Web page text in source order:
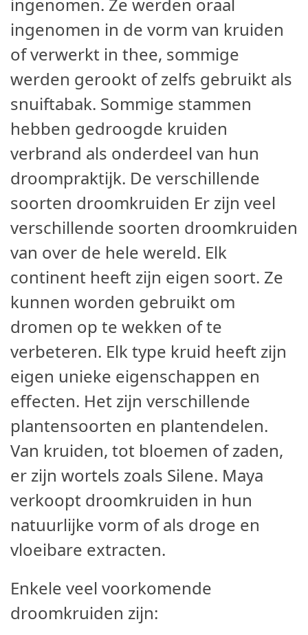
ingenomen. Ze werden oraal
ingenomen in de vorm van kruiden
of verwerkt in thee, sommige
werden gerookt of zelfs gebruikt als
snuiftabak. Sommige stammen
hebben gedroogde kruiden
verbrand als onderdeel van hun
droompraktijk. De verschillende
soorten droomkruiden Er zijn veel
verschillende soorten droomkruiden
van over de hele wereld. Elk
continent heeft zijn eigen soort. Ze
kunnen worden gebruikt om
dromen op te wekken of te
verbeteren. Elk type kruid heeft zijn
eigen unieke eigenschappen en
effecten. Het zijn verschillende
plantensoorten en plantendelen.
Van kruiden, tot bloemen of zaden,
er zijn wortels zoals Silene. Maya
verkoopt droomkruiden in hun
natuurlijke vorm of als droge en
vloeibare extracten.
Enkele veel voorkomende
droomkruiden zijn: